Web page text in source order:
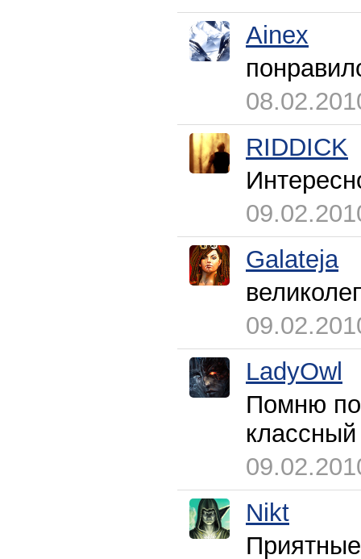
Ainex
RIDDICK
Galateja
LadyOwl
Помню
классный
Nikt